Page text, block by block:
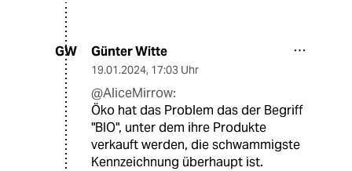
GW Günter Witte
19.01.2024, 17:03 Uhr
@AliceMirrow:
Öko hat das Problem das der Begriff
"BIO", unter dem ihre Produkte
verkauft werden, die schwammigste
Kennzeichnung überhaupt ist.